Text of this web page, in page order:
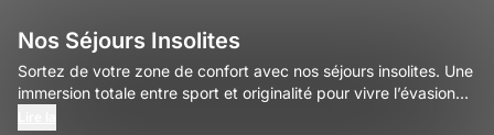
Nos Séjours Insolites
Sortez de votre zone de confort avec nos séjours insolites. Une
immersion totale entre sport et originalité pour vivre l’évasion